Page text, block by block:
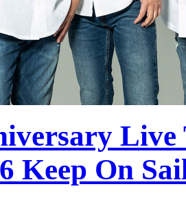
Keep On